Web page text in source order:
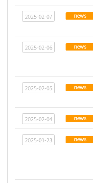
2025-02-07 news
2025-02-06 news
2025-02-05 news
2025-02-04 news
2025-01-23 news